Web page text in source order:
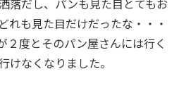
落だし、パンも見た目とてもお
れも見た目だけだったな・・・
２度とそのパン屋さんには行く
けなくなりました。